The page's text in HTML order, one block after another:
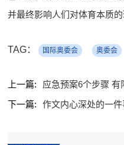
并最终影响人们对体育本质的
TAG： 国际奥委会 奥委会
上一篇:
应急预案6个步骤 有
下一篇:
作文内心深处的一件